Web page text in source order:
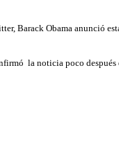
Barack Obama anunció
la noticia poco